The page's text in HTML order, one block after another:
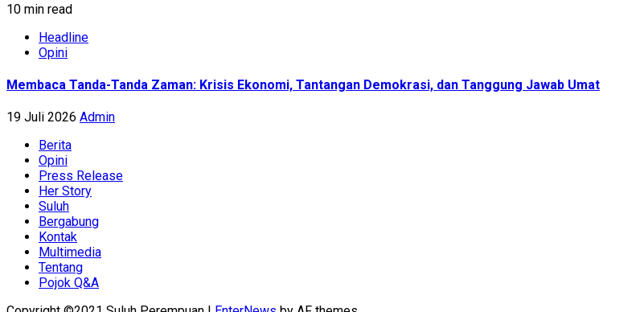
10 min read
Headline
Opini
Membaca Tanda-Tanda Zaman: Krisis Ekonomi, Tantangan Demokrasi, dan Tanggung Jawab Umat
19 Juli 2026 Admin
Berita
Opini
Press Release
Her Story
Suluh
Bergabung
Kontak
Multimedia
Tentang
Pojok Q&A